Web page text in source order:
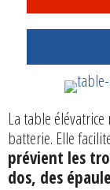
La table
batterie. Elle
prévient les
dos, des